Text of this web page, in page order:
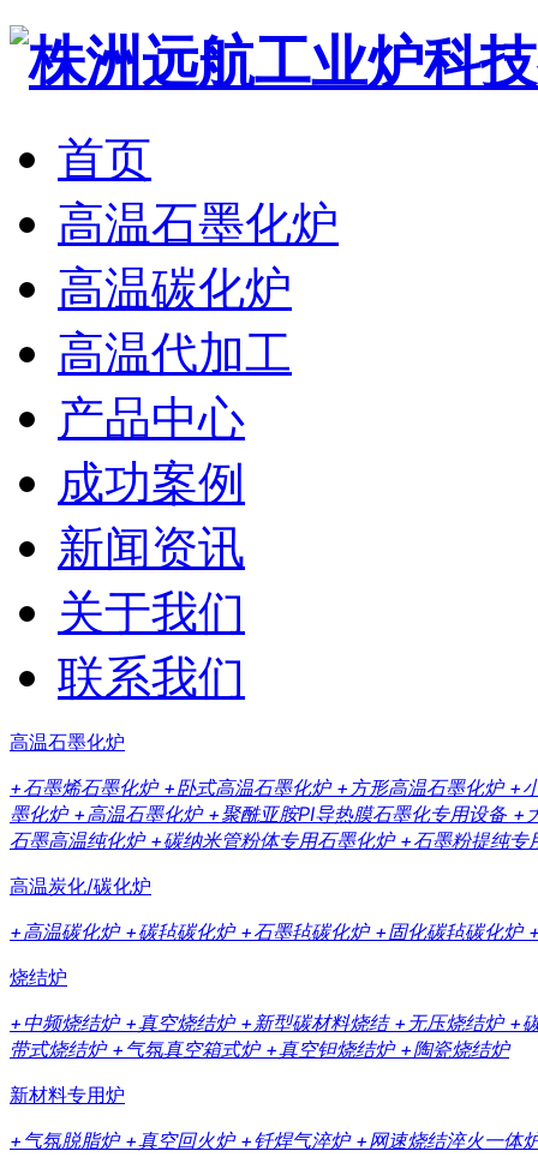
首页
高温石墨化炉
高温碳化炉
高温代加工
产品中心
成功案例
新闻资讯
关于我们
联系我们
高温石墨化炉
+石墨烯石墨化炉 +卧式高温石墨化炉 +方形高温石墨化炉 +
墨化炉 +高温石墨化炉 +聚酰亚胺PI导热膜石墨化专用设备 +
石墨高温纯化炉 +碳纳米管粉体专用石墨化炉 +石墨粉提纯专
高温炭化/碳化炉
+高温碳化炉 +碳毡碳化炉 +石墨毡碳化炉 +固化碳毡碳化炉
烧结炉
+中频烧结炉 +真空烧结炉 +新型碳材料烧结 +无压烧结炉 +
带式烧结炉 +气氛真空箱式炉 +真空钽烧结炉 +陶瓷烧结炉
新材料专用炉
+气氛脱脂炉 +真空回火炉 +钎焊气淬炉 +网速烧结淬火一体